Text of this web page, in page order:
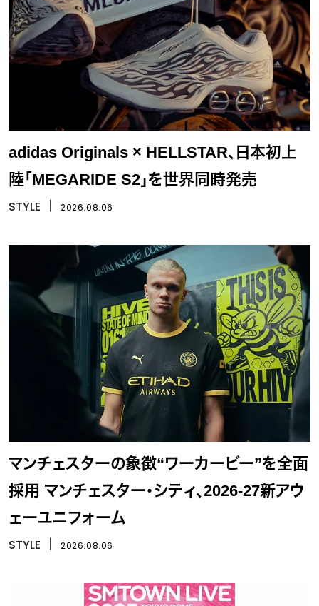
adidas Originals × HELLSTAR、日本初上
陸「MEGARIDE S2」を世界同時発売
STYLE 2026.08.06
マンチェスターの象徴“ワーカービー”を全面
採用 マンチェスター・シティ、2026-27新アウ
ェーユニフォーム
STYLE 2026.08.06